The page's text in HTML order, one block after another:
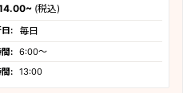
(税込)
日: 毎日
: 6:00〜
: 13:00